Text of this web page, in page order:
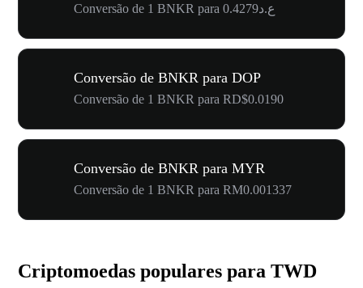
Conversão de 1 BNKR para ع.د0.4279
Conversão de BNKR para DOP
Conversão de 1 BNKR para RD$0.0190
Conversão de BNKR para MYR
Conversão de 1 BNKR para RM0.001337
Criptomoedas populares para TWD